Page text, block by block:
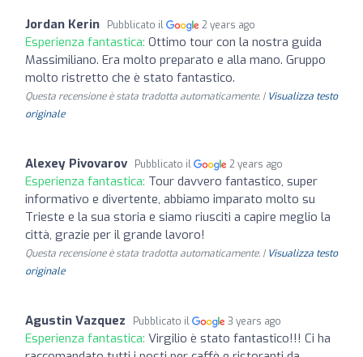
Jordan Kerin Pubblicato il 2 years ago
Esperienza fantastica: Ottimo tour con la nostra guida
Massimiliano. Era molto preparato e alla mano. Gruppo
molto ristretto che è stato fantastico.
Questa recensione è stata tradotta automaticamente. | Visualizza testo
originale
Alexey Pivovarov Pubblicato il 2 years ago
Esperienza fantastica: Tour davvero fantastico, super
informativo e divertente, abbiamo imparato molto su
Trieste e la sua storia e siamo riusciti a capire meglio la
città, grazie per il grande lavoro!
Questa recensione è stata tradotta automaticamente. | Visualizza testo
originale
Agustin Vazquez Pubblicato il 3 years ago
Esperienza fantastica: Virgilio è stato fantastico!!! Ci ha